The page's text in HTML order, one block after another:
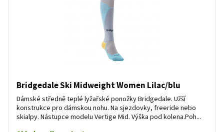
Bridgedale Ski Midweight Women Lilac/blu
Dámské středně teplé lyžařské ponožky Bridgedale. Užší
konstrukce pro dámskou nohu. Na sjezdovky, freeride nebo
skialpy. Nástupce modelu Vertige Mid. Výška pod kolena.Poh...